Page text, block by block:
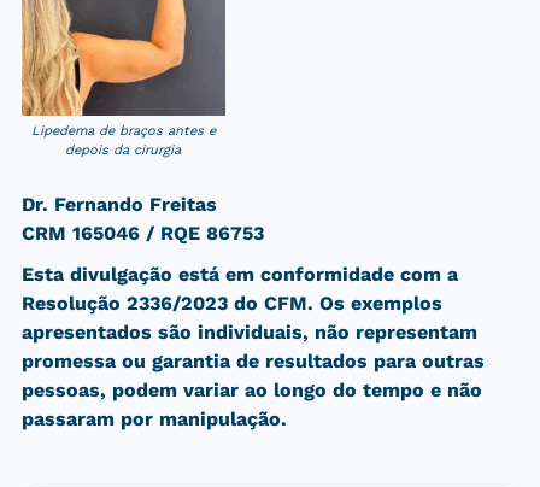
Lipedema de braços antes e
depois da cirurgia
Dr. Fernando Freitas
CRM 165046 / RQE 86753
Esta divulgação está em conformidade com a
Resolução 2336/2023 do CFM. Os exemplos
apresentados são individuais, não representam
promessa ou garantia de resultados para outras
pessoas, podem variar ao longo do tempo e não
passaram por manipulação.